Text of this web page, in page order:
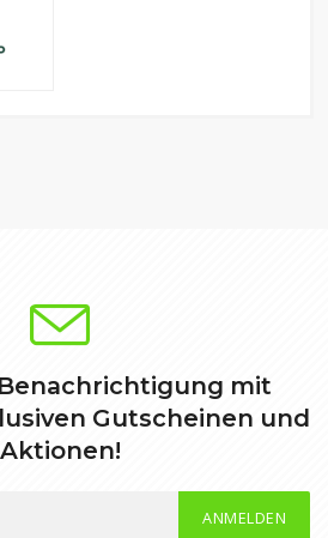
mit
Gutscheinen und
Aktionen!
ANMELDEN